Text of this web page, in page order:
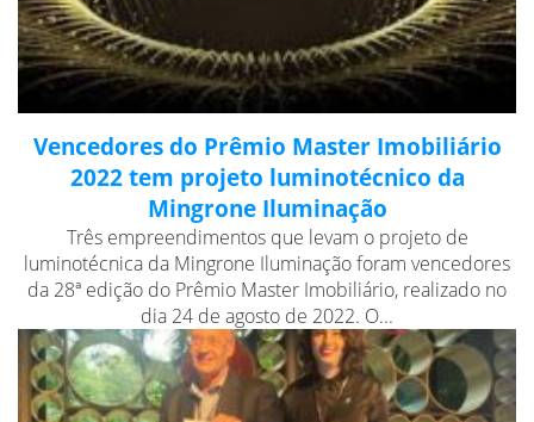
Vencedores do Prêmio Master Imobiliário
2022 tem projeto luminotécnico da
Mingrone Iluminação
Três empreendimentos que levam o projeto de
luminotécnica da Mingrone Iluminação foram vencedores
da 28ª edição do Prêmio Master Imobiliário, realizado no
dia 24 de agosto de 2022. O...